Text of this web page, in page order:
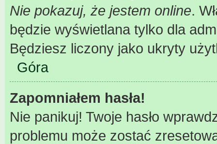
Nie pokazuj, że jestem online.
będzie wyświetlana tylko dla
Będziesz liczony jako ukryty
Góra
Zapomniałem hasła!
Nie panikuj! Twoje hasło
problemu może zostać